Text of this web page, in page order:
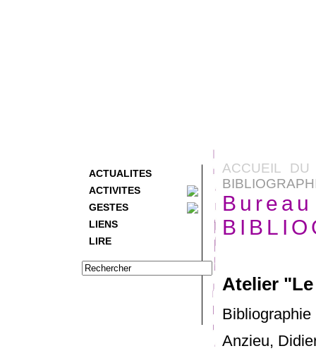
ACTUALITES
ACTIVITES
GESTES
LIENS
LIRE
ACCUEIL DU
Atelier
Bibliographie
Anzieu,